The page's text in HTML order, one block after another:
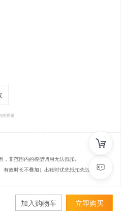
的用量
非范围内的模型调用无法抵扣。
效时长不叠加）出账时优先抵扣先过期的资源
加入购物车 立即购买